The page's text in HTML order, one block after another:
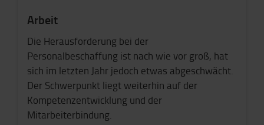
Arbeit
Die Herausforderung bei der
Personalbeschaffung ist nach wie vor groß, hat
sich im letzten Jahr jedoch etwas abgeschwächt.
Der Schwerpunkt liegt weiterhin auf der
Kompetenzentwicklung und der
Mitarbeiterbindung.